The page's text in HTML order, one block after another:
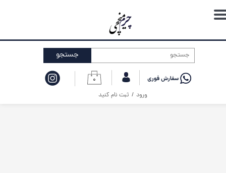
۰
ورود / ثبت نام کنید
حساب کاربری من
تغییر گذر واژه
خروج از حساب کاربری
جستجو